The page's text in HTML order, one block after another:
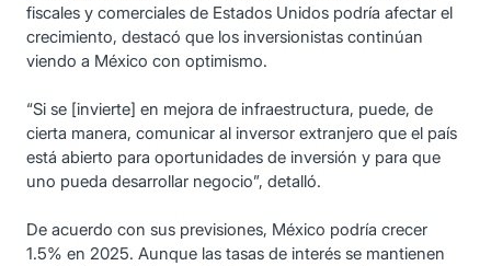
fiscales y comerciales de Estados Unidos podría afectar el
crecimiento, destacó que los inversionistas continúan
viendo a México con optimismo.
“Si se [invierte] en mejora de infraestructura, puede, de
cierta manera, comunicar al inversor extranjero que el país
está abierto para oportunidades de inversión y para que
uno pueda desarrollar negocio”, detalló.
De acuerdo con sus previsiones, México podría crecer
1.5% en 2025. Aunque las tasas de interés se mantienen